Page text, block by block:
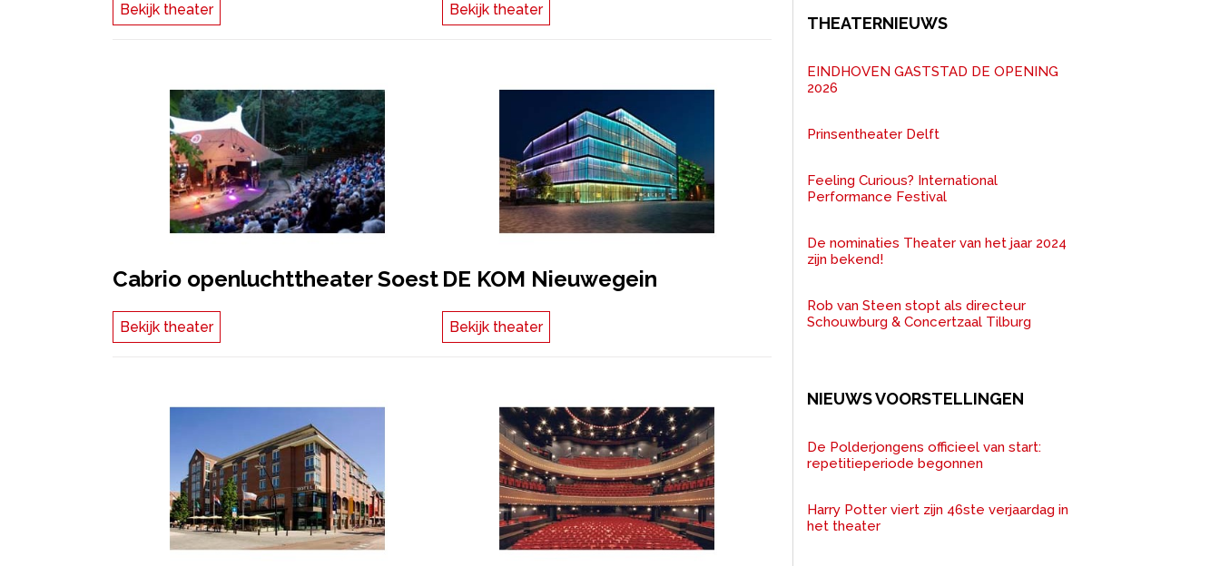
Bekijk theater Bekijk theater
Cabrio openluchttheater Soest
Bekijk theater
DE KOM Nieuwegein
Bekijk theater
THEATERNIEUWS
EINDHOVEN GASTSTAD DE OPENING
2026
Prinsentheater Delft
Feeling Curious? International
Performance Festival
De nominaties Theater van het jaar 2024
zijn bekend!
Rob van Steen stopt als directeur
Schouwburg & Concertzaal Tilburg
NIEUWS VOORSTELLINGEN
De Polderjongens officieel van start:
repetitieperiode begonnen
Harry Potter viert zijn 46ste verjaardag in
het theater